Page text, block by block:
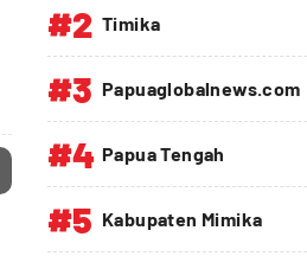
#2 Timika
#3 Papuaglobalnews.com
#4 Papua Tengah
#5 Kabupaten Mimika